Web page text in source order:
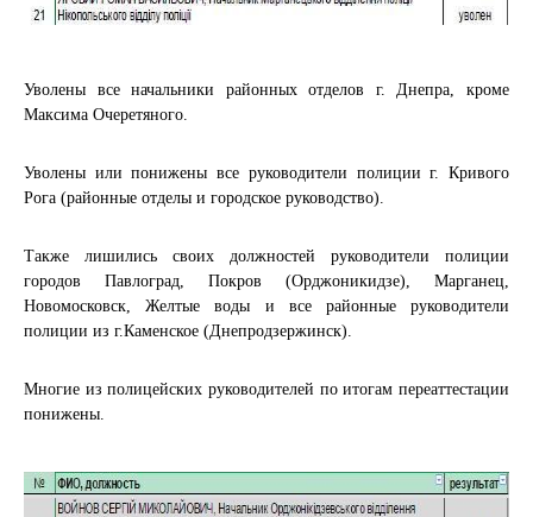
Уволены все начальники районных отделов г. Днепра, кроме
Максима Очеретяного.
Уволены или понижены все руководители полиции г. Кривого
Рога (районные отделы и городское руководство).
Также лишились своих должностей руководители полиции
городов Павлоград, Покров (Орджоникидзе), Марганец,
Новомосковск, Желтые воды и все районные руководители
полиции из г.Каменское (Днепродзержинск).
Многие из полицейских руководителей по итогам переаттестации
понижены.